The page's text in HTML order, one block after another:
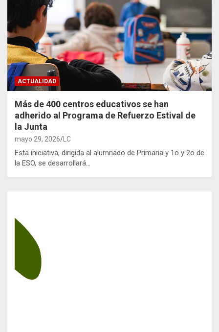
ACTUALIDAD
Más de 400 centros educativos se han
adherido al Programa de Refuerzo Estival de
la Junta
mayo 29, 2026 LC
Esta iniciativa, dirigida al alumnado de Primaria y 1o y 2o de
la ESO, se desarrollará…